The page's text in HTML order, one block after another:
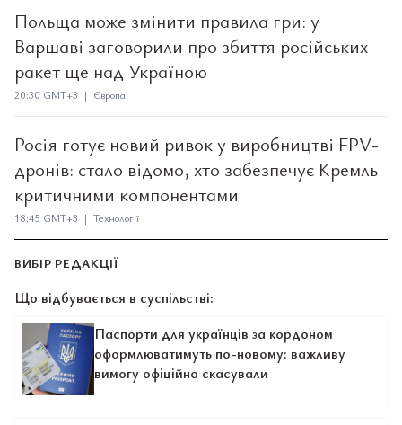
Польща може змінити правила гри: у
Варшаві заговорили про збиття російських
ракет ще над Україною
20:30 GMT+3 | Європа
Росія готує новий ривок у виробництві FPV-
дронів: стало відомо, хто забезпечує Кремль
критичними компонентами
18:45 GMT+3 | Технології
ВИБІР РЕДАКЦІЇ
Що відбувається в суспільстві:
Паспорти для українців за кордоном
оформлюватимуть по-новому: важливу
вимогу офіційно скасували